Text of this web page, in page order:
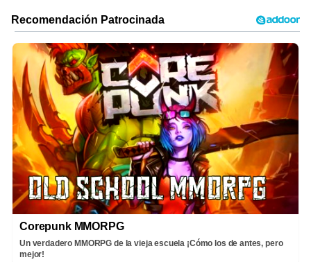
Corepunk MMORPG
Un verdadero MMORPG de la vieja escuela ¡Cómo los de antes, pero
mejor!